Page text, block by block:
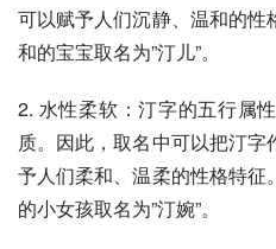
可以赋予人们沉静、温和的
和的宝宝取名为”汀儿”。
2. 水性柔软：汀字的五行属
质。因此，取名中可以把汀
予人们柔和、温柔的性格特
的小女孩取名为”汀婉”。